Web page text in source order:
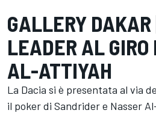
GALLERY DAKAR
LEADER AL GIRO
AL-ATTIYAH
La Dacia si è presentata al via
il poker di Sandrider e Nasser